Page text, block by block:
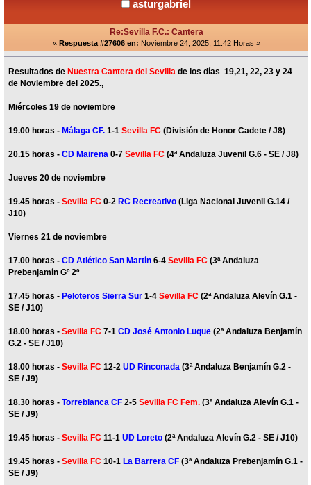
asturgabriel
Re:Sevilla F.C.: Cantera
« Respuesta #27606 en: Noviembre 24, 2025, 11:42 Horas »
Resultados deNuestra Cantera del Sevilla de los días 19,21, 22, 23 y 24
de Noviembre del 2025.,
Miércoles 19 de noviembre
19.00 horas -Málaga CF.1-1Sevilla FC (División de Honor Cadete / J8)
20.15 horas -CD Mairena0-7 Sevilla FC(4ª Andaluza Juvenil G.6 - SE / J8)
Jueves 20 de noviembre
19.45 horas - Sevilla FC 0-2RC Recreativo(Liga Nacional Juvenil G.14 /
J10)
Viernes 21 de noviembre
17.00 horas -CD Atlético San Martín 6-4Sevilla FC (3ª Andaluza
Prebenjamín Gº 2º
17.45 horas -Peloteros Sierra Sur1-4Sevilla FC (2ª Andaluza Alevín G.1 -
SE / J10)
18.00 horas - Sevilla FC 7-1CD José Antonio Luque (2ª Andaluza Benjamín
G.2 - SE / J10)
18.00 horas -Sevilla FC 12-2UD Rinconada(3ª Andaluza Benjamín G.2 -
SE / J9)
18.30 horas -Torreblanca CF 2-5Sevilla FC Fem. (3ª Andaluza Alevín G.1 -
SE / J9)
19.45 horas -Sevilla FC 11-1UD Loreto(2ª Andaluza Alevín G.2 - SE / J10)
19.45 horas -Sevilla FC10-1 La Barrera CF (3ª Andaluza Prebenjamín G.1 -
SE / J9)